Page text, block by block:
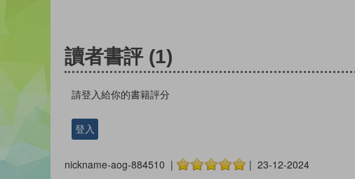
讀者書評 (1)
請登入給你的書籍評分
登入
nickname-aog-884510 | | 23-12-2024